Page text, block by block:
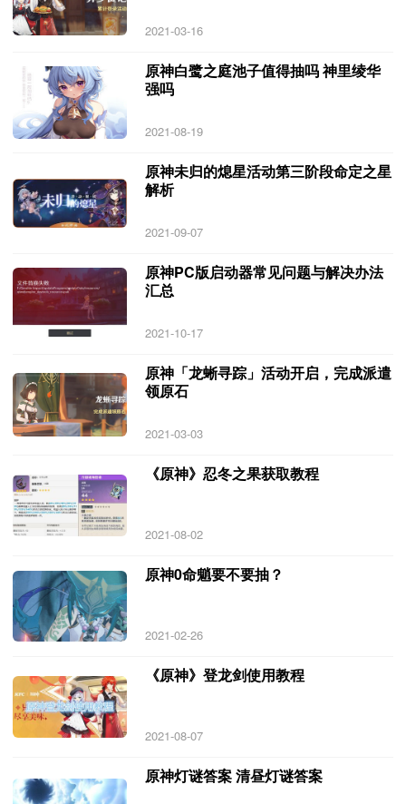
2021-03-16
原神白鹭之庭池子值得抽吗 神里绫华
强吗
2021-08-19
原神未归的熄星活动第三阶段命定之星
解析
2021-09-07
原神PC版启动器常见问题与解决办法
汇总
2021-10-17
原神「龙蜥寻踪」活动开启，完成派遣
领原石
2021-03-03
《原神》忍冬之果获取教程
2021-08-02
原神0命魈要不要抽？
2021-02-26
《原神》登龙剑使用教程
2021-08-07
原神灯谜答案 清昼灯谜答案